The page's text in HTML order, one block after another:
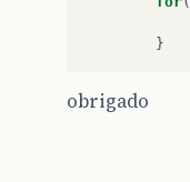
}
obrigado